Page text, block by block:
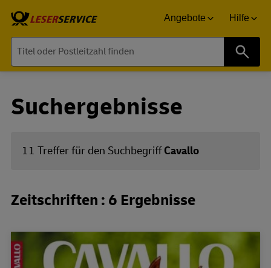
Angebote Hilfe
Suchergebnisse
11 Treffer für den SuchbegriffCavallo
Zeitschriften : 6 Ergebnisse